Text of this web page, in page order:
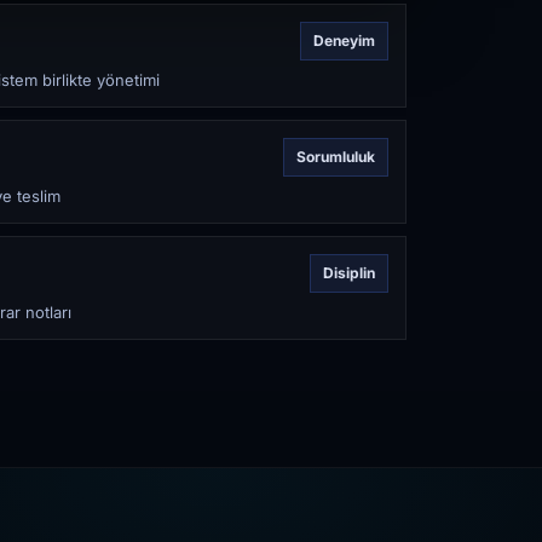
Deneyim
birlikte yönetimi
Sorumluluk
teslim
Disiplin
notları